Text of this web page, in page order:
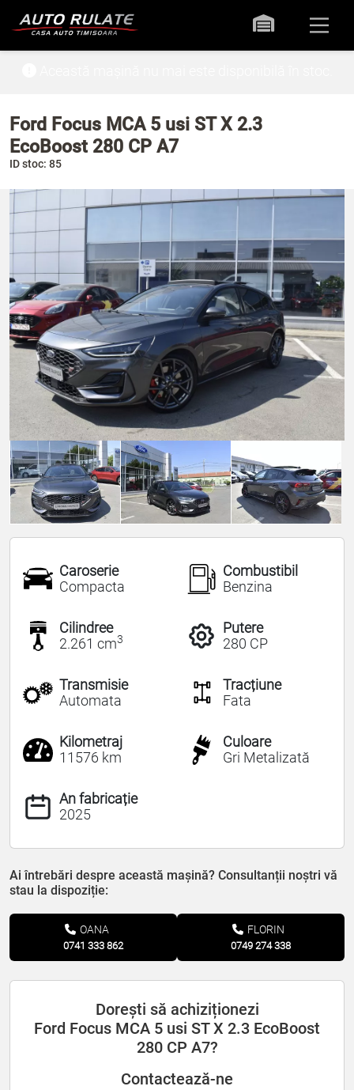
Ford Focus MCA 5 usi ST X 2.3
EcoBoost 280 CP A7
ID stoc: 85
Caroserie
Compacta
Combustibil
Benzina
Cilindree
2.261 cm3
Putere
280 CP
Transmisie
Automata
Tracțiune
Fata
Kilometraj
11576 km
Culoare
Gri Metalizată
An fabricație
2025
Ai întrebări despre această mașină? Consultanții noștri vă
stau la dispoziție:
OANA
0741 333 862
FLORIN
0749 274 338
Dorești să achiziționezi
Ford Focus MCA 5 usi ST X 2.3 EcoBoost
280 CP A7?
Contactează-ne